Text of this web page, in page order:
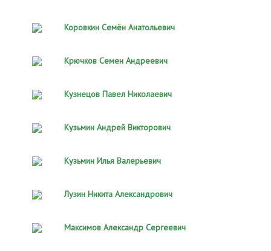
Коровкин Семён Анатольевич
Крючков Семен Андреевич
Кузнецов Павел Николаевич
Кузьмин Андрей Викторович
Кузьмин Илья Валерьевич
Лузин Никита Александрович
Максимов Александр Сергеевич